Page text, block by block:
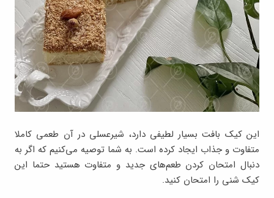
این کیک بافت بسیار لطیفی دارد، شیرعسلی در آن طعمی کاملا
متفاوت و جذاب ایجاد کرده است. به شما توصیه می‌کنیم که اگر به
دنبال امتحان کردن طعم‌های جدید و متفاوت هستید حتما این
کیک شنی را امتحان کنید.